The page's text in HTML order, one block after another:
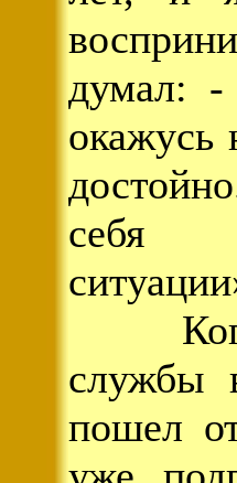
думал:
окажусь
себя
службы
пошел